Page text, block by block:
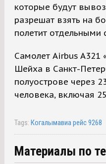
которые будут
разрешат взять на
полетит отдельными
Самолет Airbus
Шейха в Санкт-
полуострове через
человека, включая
Tags: Когалымавиа рейс 9268
Материалы по